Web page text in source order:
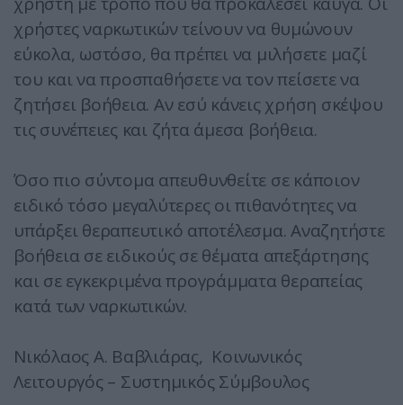
χρήστες ναρκωτικών τείνουν να θυμώνουν
εύκολα, ωστόσο, θα πρέπει να μιλήσετε μαζί
του και να προσπαθήσετε να τον πείσετε να
ζητήσει βοήθεια. Αν εσύ κάνεις χρήση σκέψου
τις συνέπειες και ζήτα άμεσα βοήθεια.
Όσο πιο σύντομα απευθυνθείτε σε κάποιον
ειδικό τόσο μεγαλύτερες οι πιθανότητες να
υπάρξει θεραπευτικό αποτέλεσμα. Αναζητήστε
βοήθεια σε ειδικούς σε θέματα απεξάρτησης
και σε εγκεκριμένα προγράμματα θεραπείας
κατά των ναρκωτικών.
Νικόλαος Α. Βαβλιάρας, Κοινωνικός
Λειτουργός – Συστημικός Σύμβουλος